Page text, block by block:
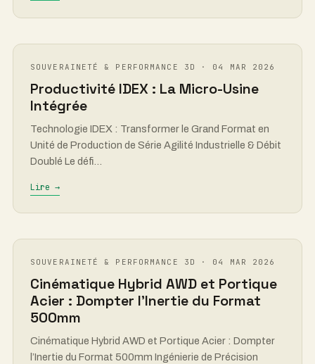
SOUVERAINETÉ & PERFORMANCE 3D · 04 MAR 2026
Productivité IDEX : La Micro-Usine
Intégrée
Technologie IDEX : Transformer le Grand Format en
Unité de Production de Série Agilité Industrielle & Débit
Doublé Le défi…
Lire →
SOUVERAINETÉ & PERFORMANCE 3D · 04 MAR 2026
Cinématique Hybrid AWD et Portique
Acier : Dompter l’Inertie du Format
500mm
Cinématique Hybrid AWD et Portique Acier : Dompter
l’Inertie du Format 500mm Ingénierie de Précision